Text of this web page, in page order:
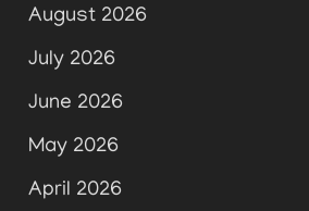
August 2026
July 2026
June 2026
May 2026
April 2026